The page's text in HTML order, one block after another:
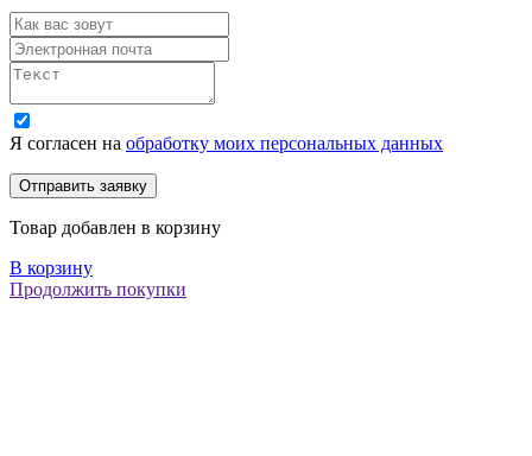
Я согласен на обработку моих персональных данных
Товар добавлен в корзину
В корзину
Продолжить покупки